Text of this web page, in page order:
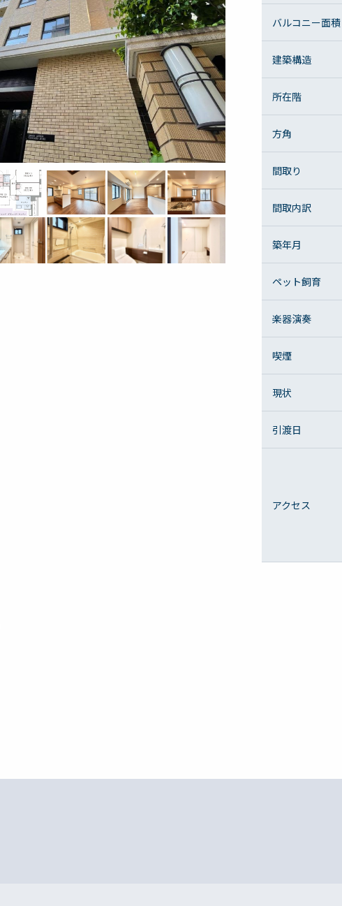
バルコニー面積
建築構造
所在階
方角
間取り
間取内訳
築年月
ペット飼育
楽器演奏
喫煙
現状
引渡日
アクセス